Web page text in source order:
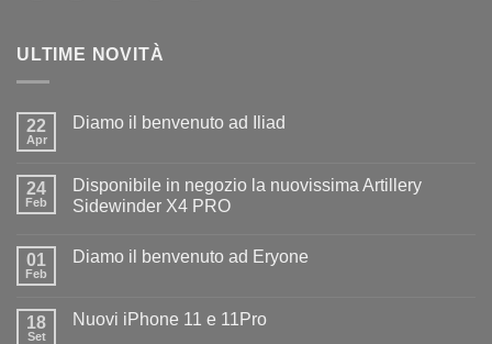
ULTIME NOVITÀ
22
Apr
Diamo il benvenuto ad Iliad
Diamo
il
benvenuto
24
Feb
Disponibile in negozio la nuovissima Artillery
Sidewinder X4 PRO
su
la
nuovissima
01
Feb
Diamo il benvenuto ad Eryone
Diamo
18
Set
Nuovi iPhone 11 e 11Pro